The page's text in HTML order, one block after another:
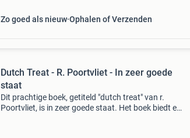
Zo goed als nieuw Ophalen of Verzenden
Dutch Treat - R. Poortvliet - In zeer goede
staat
Dit prachtige boek, getiteld "dutch treat" van r.
Poortvliet, is in zeer goede staat. Het boek biedt een